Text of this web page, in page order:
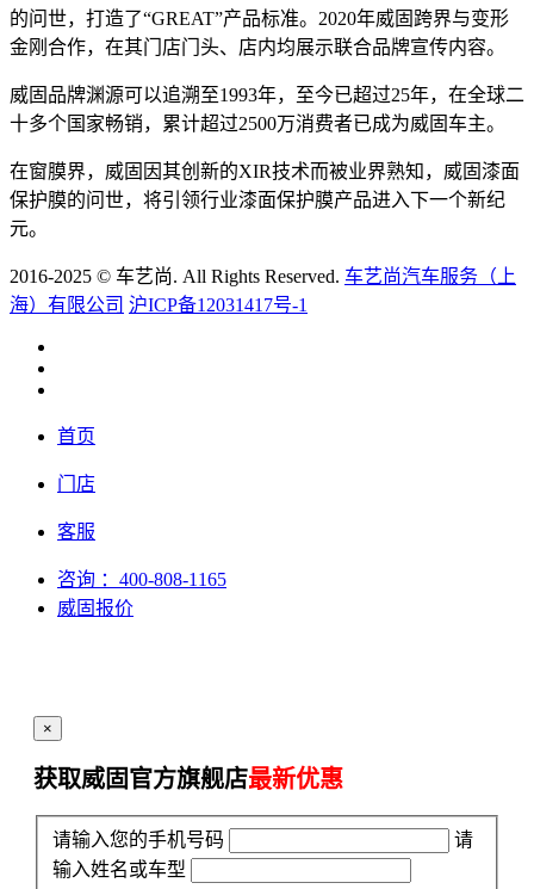
的问世，打造了“GREAT”产品标准。2020年威固跨界与变形
金刚合作，在其门店门头、店内均展示联合品牌宣传内容。
威固品牌渊源可以追溯至1993年，至今已超过25年，在全球二
十多个国家畅销，累计超过2500万消费者已成为威固车主。
在窗膜界，威固因其创新的XIR技术而被业界熟知，威固漆面
保护膜的问世，将引领行业漆面保护膜产品进入下一个新纪
元。
2016-2025 © 车艺尚. All Rights Reserved. 车艺尚汽车服务（上
海）有限公司 沪ICP备12031417号-1
首页
门店
客服
咨询 ：400-808-1165
威固报价
×
获取威固官方旗舰店最新优惠
请输入您的手机号码
请
输入姓名或车型